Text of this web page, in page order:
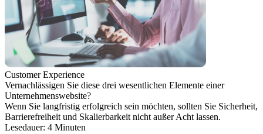
Customer Experience
Vernachlässigen Sie diese drei wesentlichen Elemente einer
Unternehmenswebsite?
Wenn Sie langfristig erfolgreich sein möchten, sollten Sie Sicherheit,
Barrierefreiheit und Skalierbarkeit nicht außer Acht lassen.
Lesedauer: 4 Minuten